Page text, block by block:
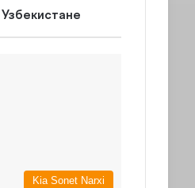
Kia Sonet Narxi